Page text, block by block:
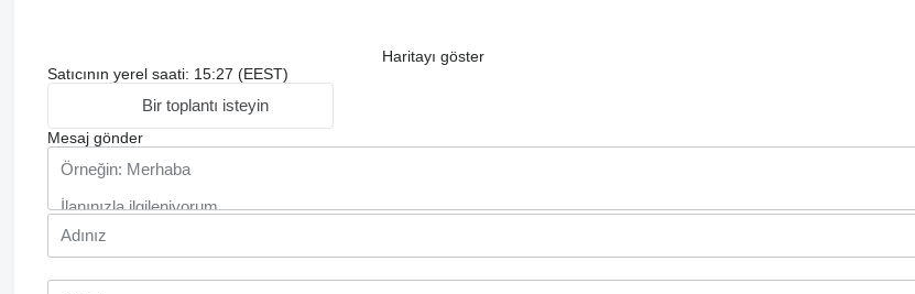
Haritayı göster
Satıcının yerel saati: 15:27 (EEST)
Bir toplantı isteyin
Mesaj gönder